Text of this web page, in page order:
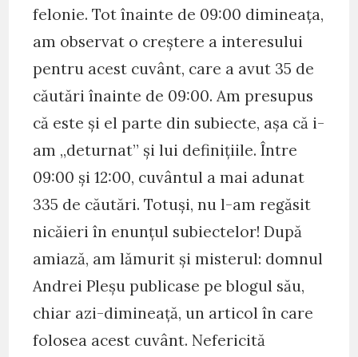
felonie. Tot înainte de 09:00 dimineața,
am observat o creștere a interesului
pentru acest cuvânt, care a avut 35 de
căutări înainte de 09:00. Am presupus
că este și el parte din subiecte, așa că i-
am „deturnat” și lui definițiile. Între
09:00 și 12:00, cuvântul a mai adunat
335 de căutări. Totuși, nu l-am regăsit
nicăieri în enunțul subiectelor! După
amiază, am lămurit și misterul: domnul
Andrei Pleșu publicase pe blogul său,
chiar azi-dimineață, un articol în care
folosea acest cuvânt. Nefericită